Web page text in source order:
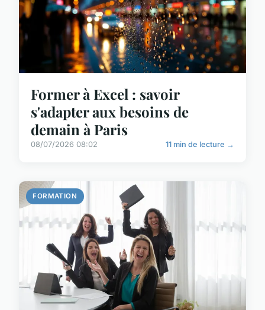
Former à Excel : savoir
s'adapter aux besoins de
demain à Paris
08/07/2026 08:02 11 min de lecture →
FORMATION